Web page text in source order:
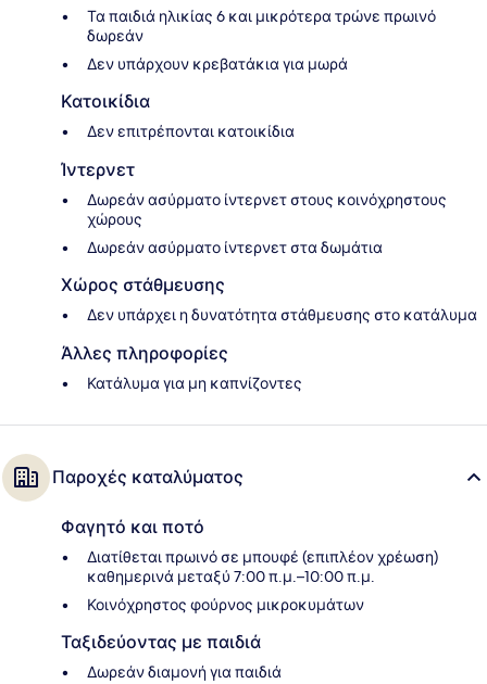
Τα παιδιά ηλικίας 6 και μικρότερα τρώνε πρωινό
δωρεάν
Δεν υπάρχουν κρεβατάκια για μωρά
Κατοικίδια
Δεν επιτρέπονται κατοικίδια
Ίντερνετ
Δωρεάν ασύρματο ίντερνετ στους κοινόχρηστους
χώρους
Δωρεάν ασύρματο ίντερνετ στα δωμάτια
Χώρος στάθμευσης
Δεν υπάρχει η δυνατότητα στάθμευσης στο κατάλυμα
Άλλες πληροφορίες
Κατάλυμα για μη καπνίζοντες
Παροχές καταλύματος
Φαγητό και ποτό
Διατίθεται πρωινό σε μπουφέ (επιπλέον χρέωση)
καθημερινά μεταξύ 7:00 π.μ.–10:00 π.μ.
Κοινόχρηστος φούρνος μικροκυμάτων
Ταξιδεύοντας με παιδιά
Δωρεάν διαμονή για παιδιά